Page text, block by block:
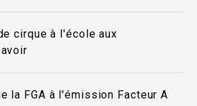
cirque à l'école aux
la FGA à l'émission Facteur A